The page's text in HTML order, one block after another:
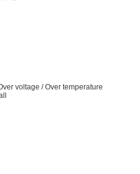
voltage / Over temperature